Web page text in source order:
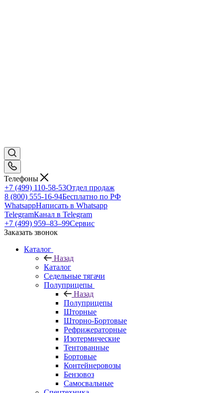
Телефоны
+7 (499) 110-58-53Отдел продаж
8 (800) 555-16-94Бесплатно по РФ
WhatsappНаписать в Whatsapp
TelegramКанал в Telegram
+7 (499) 959‒83‒99Сервис
Заказать звонок
Каталог
Назад
Каталог
Седельные тягачи
Полуприцепы
Назад
Полуприцепы
Шторные
Шторно-Бортовые
Рефрижераторные
Изотермические
Тентованные
Бортовые
Контейнеровозы
Бензовоз
Самосвальные